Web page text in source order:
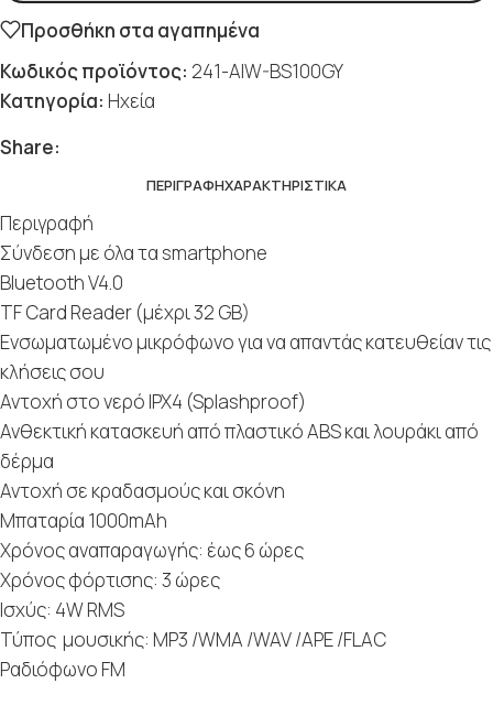
Προσθήκη στα αγαπημένα
Κωδικός προϊόντος: 241-AIW-BS100GY
Κατηγορία: Ηχεία
Share:
ΠΕΡΙΓΡΑΦΉΧΑΡΑΚΤΗΡΙΣΤΙΚΆ
Περιγραφή
Σύνδεση με όλα τα smartphone
Bluetooth V4.0
TF Card Reader (μέχρι 32 GB)
Ενσωματωμένο μικρόφωνο για να απαντάς κατευθείαν τις
κλήσεις σου
Αντοχή στο νερό IPX4 (Splashproof)
Ανθεκτική κατασκευή από πλαστικό ABS και λουράκι από
δέρμα
Αντοχή σε κραδασμούς και σκόνη
Μπαταρία 1000mAh
Χρόνος αναπαραγωγής: έως 6 ώρες
Χρόνος φόρτισης: 3 ώρες
Ισχύς: 4W RMS
Τύπος μουσικής: MP3 /WMA /WAV /APE /FLAC
Ραδιόφωνο FM